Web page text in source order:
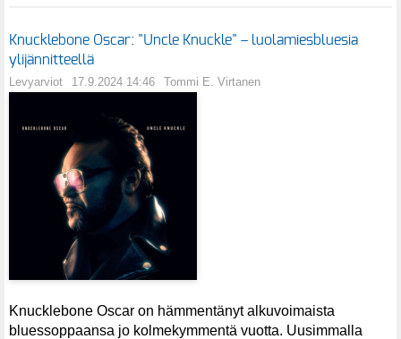
Knucklebone Oscar: "Uncle Knuckle" – luolamiesbluesia
ylijännitteellä
Levyarviot 17.9.2024 14:46 Tommi E. Virtanen
Knucklebone Oscar on hämmentänyt alkuvoimaista
bluessoppaansa jo kolmekymmentä vuotta. Uusimmalla